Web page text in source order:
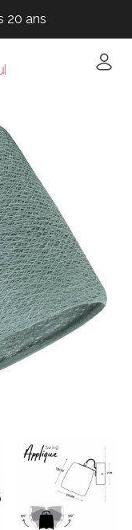
20 ans
20 ans
ans